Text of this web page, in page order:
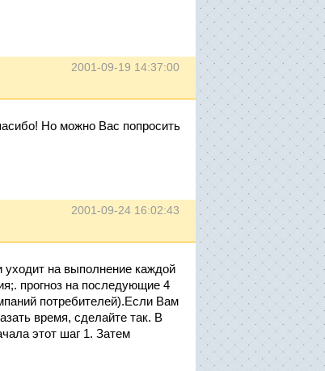
2001-09-19 14:37:00
Но можно Вас попросить
2001-09-24 16:02:43
уходит на выполнение каждой
прогноз на последующие 4
потребителей).Если Вам
время, сделайте так. В
этот шаг 1. Затем